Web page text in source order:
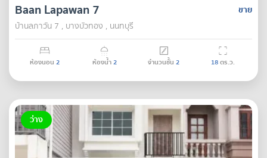
ขาย
Baan Lapawan 7
บ้านลภาวัน 7 , บางบัวทอง , นนทบุรี
ห้องนอน 2 ห้องน้ำ2 จำนวนชั้น 2 18ตร.ว.
ว่าง